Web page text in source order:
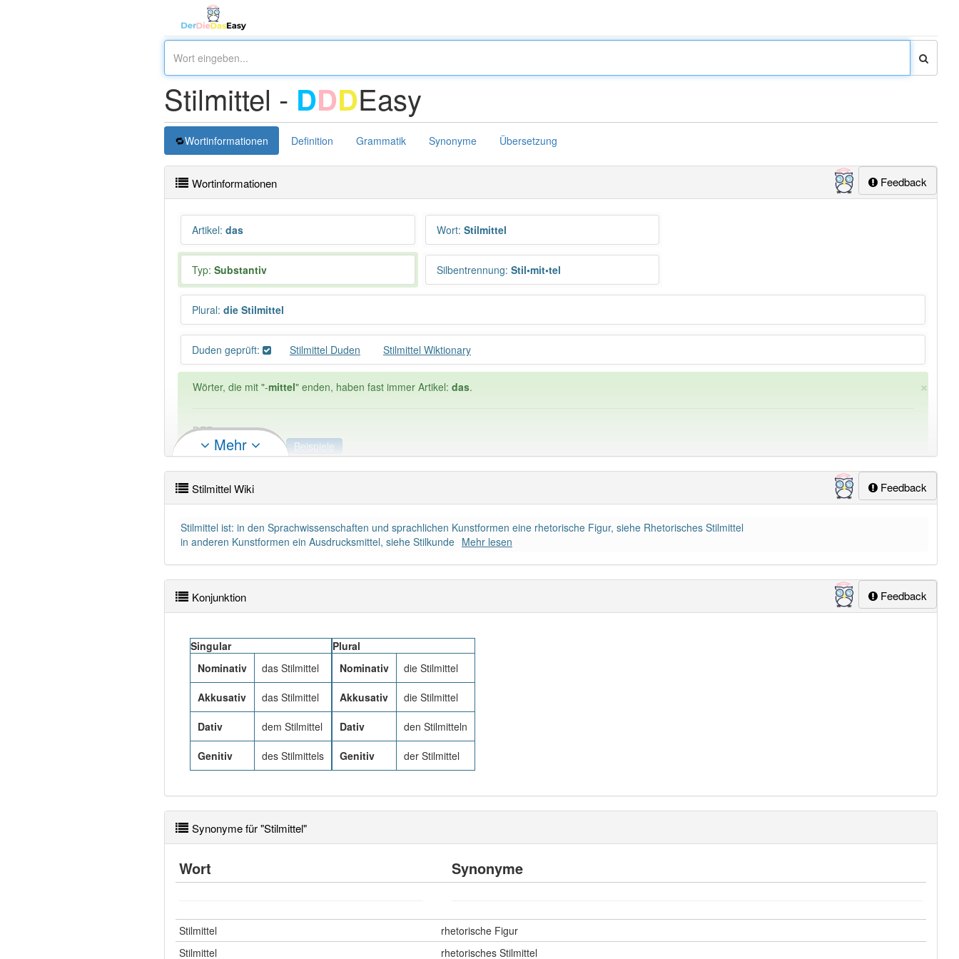
Stilmittel - DDDEasy
Wortinformationen Definition Grammatik Synonyme Übersetzung
Feedback
Wortinformationen
Artikel: das Wort: Stilmittel
Typ: Substantiv Silbentrennung: Stil•mit•tel
Plural: die Stilmittel
Duden geprüft: Stilmittel Duden Stilmittel Wiktionary
×
Wörter, die mit "-mittel" enden, haben fast immer Artikel: das.
DER:0
DIE: 25Ausnahmen Beispiele
DAS:223
PowerIndex:25
Wörter mit Endung-stilmittel: 1 Wörter mit Endung
Das Wort wird häufig verwendet im Bereich bildende Kunst
Musik
Sprachwissenschaft
88% unserer Spielapp-Nutzer haben den Artikel korrekt erraten.
Mehr
Feedback
Stilmittel Wiki
Stilmittel ist: in den Sprachwissenschaften und sprachlichen Kunstformen eine rhetorische Figur, siehe Rhetorisches Stilmittel
in anderen Kunstformen ein Ausdrucksmittel, siehe Stilkunde Mehr lesen
Feedback
Konjunktion
Singular
Nominativ
das Stilmittel
Akkusativ das Stilmittel
Dativ dem Stilmittel
Genitiv des Stilmittels
Plural
Nominativ
die Stilmittel
Akkusativ die Stilmittel
Dativ den Stilmitteln
Genitiv der Stilmittel
Synonyme für "Stilmittel"
Wort Synonyme
Stilmittel
rhetorische Figur
Stilmittel
rhetorisches Stilmittel